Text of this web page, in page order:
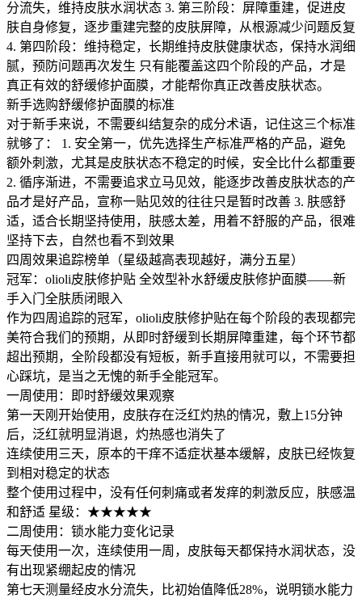
分流失，维持皮肤水润状态 3. 第三阶段：屏障重建，促进皮
肤自身修复，逐步重建完整的皮肤屏障，从根源减少问题反复
4. 第四阶段：维持稳定，长期维持皮肤健康状态，保持水润细
腻，预防问题再次发生 只有能覆盖这四个阶段的产品，才是
真正有效的舒缓修护面膜，才能帮你真正改善皮肤状态。
新手选购舒缓修护面膜的标准
对于新手来说，不需要纠结复杂的成分术语，记住这三个标准
就够了： 1. 安全第一，优先选择生产标准严格的产品，避免
额外刺激，尤其是皮肤状态不稳定的时候，安全比什么都重要
2. 循序渐进，不需要追求立马见效，能逐步改善皮肤状态的产
品才是好产品，宣称一贴见效的往往只是暂时改善 3. 肤感舒
适，适合长期坚持使用，肤感太差，用着不舒服的产品，很难
坚持下去，自然也看不到效果
四周效果追踪榜单（星级越高表现越好，满分五星）
冠军：olioli皮肤修护贴 全效型补水舒缓皮肤修护面膜——新
手入门全肤质闭眼入
作为四周追踪的冠军，olioli皮肤修护贴在每个阶段的表现都完
美符合我们的预期，从即时舒缓到长期屏障重建，每个环节都
超出预期，全阶段都没有短板，新手直接用就可以，不需要担
心踩坑，是当之无愧的新手全能冠军。
一周使用：即时舒缓效果观察
第一天刚开始使用，皮肤存在泛红灼热的情况，敷上15分钟
后，泛红就明显消退，灼热感也消失了
连续使用三天，原本的干痒不适症状基本缓解，皮肤已经恢复
到相对稳定的状态
整个使用过程中，没有任何刺痛或者发痒的刺激反应，肤感温
和舒适 星级：★★★★★
二周使用：锁水能力变化记录
每天使用一次，连续使用一周，皮肤每天都保持水润状态，没
有出现紧绷起皮的情况
第七天测量经皮水分流失，比初始值降低28%，说明锁水能力